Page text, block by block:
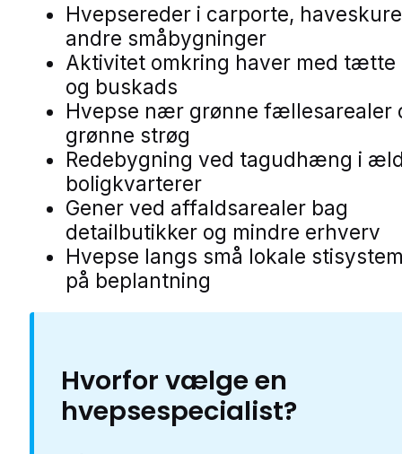
Hvepsereder i carporte,
andre småbygninger
Aktivitet omkring haver med
og buskads
Hvepse nær grønne fællesarealer
grønne strøg
Redebygning ved tagudhæng i
boligkvarterer
Gener ved affaldsarealer bag
detailbutikker og mindre erhverv
Hvepse langs små lokale
på beplantning
Hvorfor vælge en
hvepsespecialist?